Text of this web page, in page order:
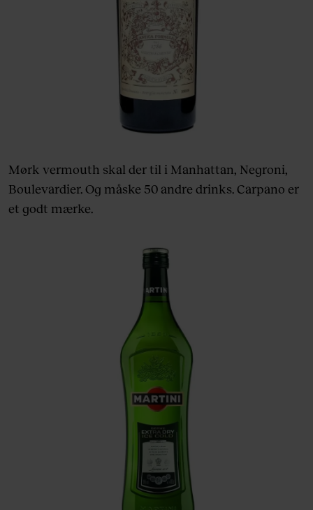
Mørk vermouth skal der til i Manhattan, Negroni,
Boulevardier. Og måske 50 andre drinks. Carpano er
et godt mærke.